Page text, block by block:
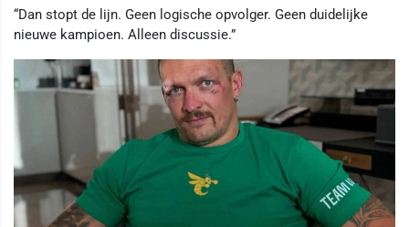
“Dan stopt de lijn. Geen logische opvolger. Geen duidelijke
nieuwe kampioen. Alleen discussie.”